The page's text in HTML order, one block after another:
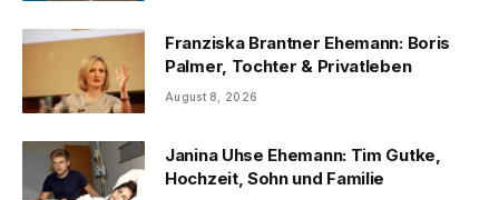
Franziska Brantner Ehemann: Boris
Palmer, Tochter & Privatleben
August 8, 2026
Janina Uhse Ehemann: Tim Gutke,
Hochzeit, Sohn und Familie